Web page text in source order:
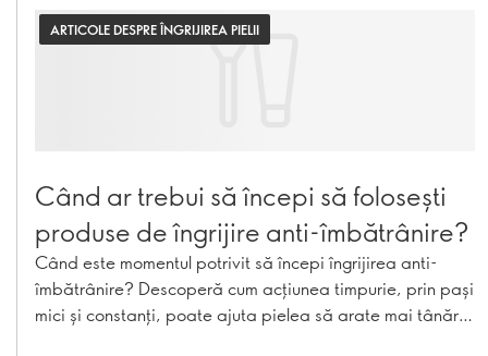
ARTICOLE DESPRE ÎNGRIJIREA PIELII
Când ar trebui să începi să folosești
produse de îngrijire anti-îmbătrânire?
Când este momentul potrivit să începi îngrijirea anti-
îmbătrânire? Descoperă cum acțiunea timpurie, prin pași
mici și constanți, poate ajuta pielea să arate mai tânără